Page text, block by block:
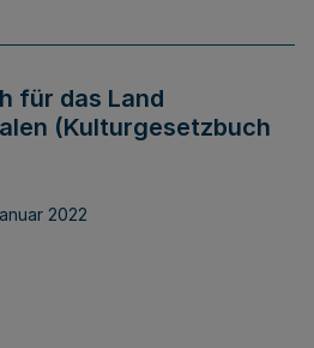
für das Land
(Kulturgesetzbuch
2022